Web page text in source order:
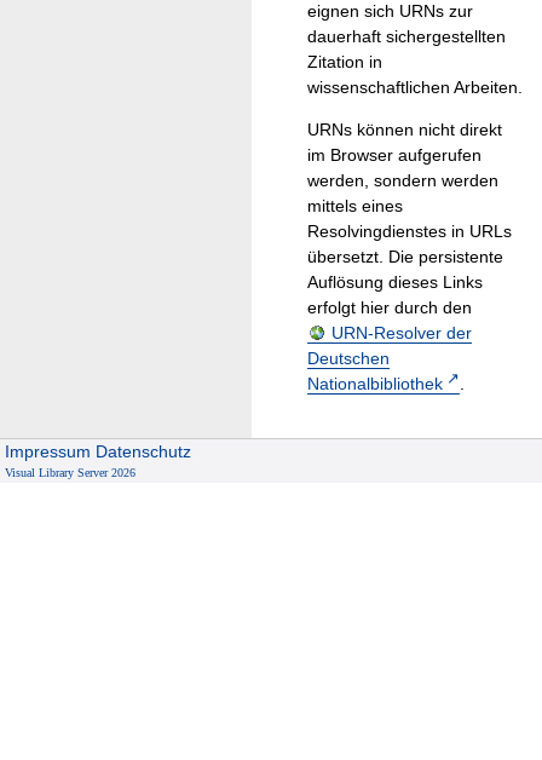
eignen sich URNs zur
dauerhaft sichergestellten
Zitation in
wissenschaftlichen Arbeiten.
URNs können nicht direkt
im Browser aufgerufen
werden, sondern werden
mittels eines
Resolvingdienstes in URLs
übersetzt. Die persistente
Auflösung dieses Links
erfolgt hier durch den
URN-Resolver der
Deutschen
Nationalbibliothek
.
Impressum Datenschutz
Visual Library Server 2026